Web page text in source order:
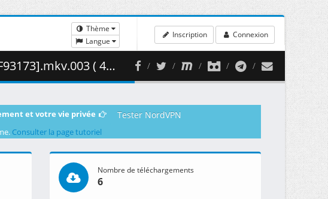
Thème
Langue
Inscription Connexion
( 417.01 MB )
et votre vie privée Tester NordVPN
Consulter la page tutoriel
Nombre de téléchargements
6